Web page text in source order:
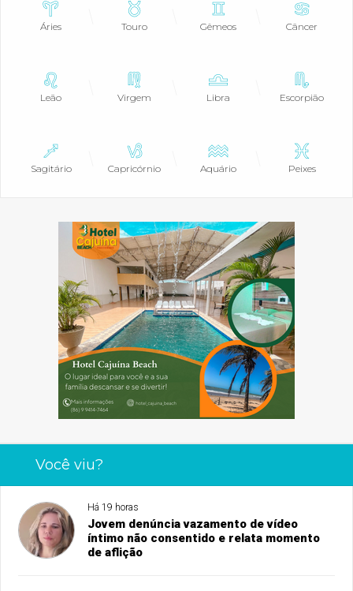
Áries Touro Gêmeos Câncer
Leão Virgem Libra Escorpião
Sagitário Capricórnio Aquário Peixes
Você viu?
Há 19 horas
Jovem denúncia vazamento de vídeo
íntimo não consentido e relata momento
de aflição